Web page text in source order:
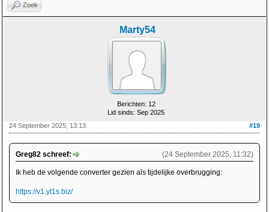
Zoek
Marty54
Berichten: 12
Lid sinds: Sep 2025
#19
24 September 2025, 13:13
(24 September 2025, 11:32)
Greg82 schreef:
Ik heb de volgende converter gezien als tijdelijke overbrugging:
https://v1.yt1s.biz/